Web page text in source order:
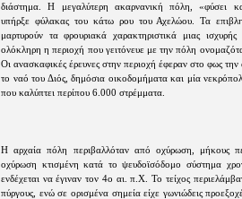
διάστημα. Η μεγαλύτερη ακαρνανική πόλη, «φύσει
υπήρξε φύλακας του κάτω ρου του Αχελώου. Τα
μαρτυρούν τα φρουριακά χαρακτηριστικά μιας
ολόκληρη η περιοχή που γειτόνευε με την πόλη
Οι ανασκαφικές έρευνες στην περιοχή έφεραν στο φως
το ναό του Διός, δημόσια οικοδομήματα και μία
που καλύπτει περίπου 6.000 στρέμματα.
Η αρχαία πόλη περιβαλλόταν από οχύρωση, μήκους
οχύρωση κτισμένη κατά το ψευδοϊσόδομο σύστημα
ενδέχεται να έγιναν τον 4ο αι. π.Χ. Το τείχος
πύργους, ενώ σε ορισμένα σημεία είχε γωνιώδεις